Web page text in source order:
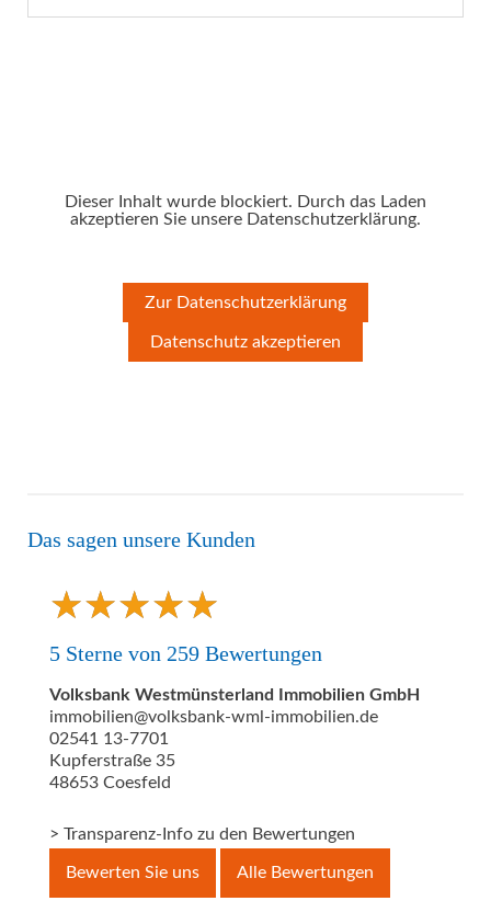
Dieser Inhalt wurde blockiert. Durch das Laden
akzeptieren Sie unsere Datenschutzerklärung.
Zur Datenschutzerklärung
Datenschutz akzeptieren
Das sagen unsere Kunden
★★★★★
★★★★★
5 Sterne von 259 Bewertungen
Volksbank Westmünsterland Immobilien GmbH
immobilien@volksbank-wml-immobilien.de
02541 13-7701
Kupferstraße 35
48653 Coesfeld
> Transparenz-Info zu den Bewertungen
Bewerten Sie uns Alle Bewertungen